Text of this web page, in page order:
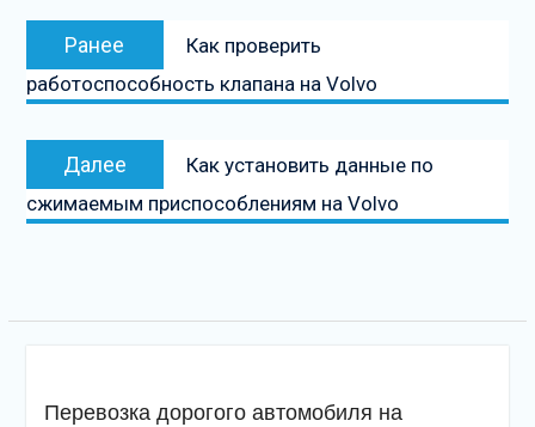
Навигация
записям
Ранее
Предыдущая
запись:
Как проверить
работоспособность клапана на Volvo
Далее
Следующая
запись
Как установить данные по
сжимаемым приспособлениям на Volvo
Перевозка дорогого автомобиля на